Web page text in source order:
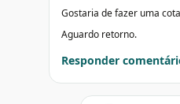
Gostaria de fazer uma
Aguardo retorno.
Responder